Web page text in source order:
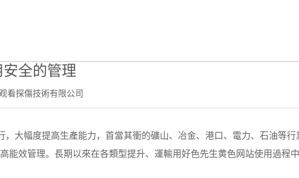
全的管理
看探傷技術有限公司
大幅度提高生產能力，首當其衝的礦山、冶金、港口、電力、石油等行
能效管理。長期以來在各類型提升、運輸用好色先生黄色网站使用過程